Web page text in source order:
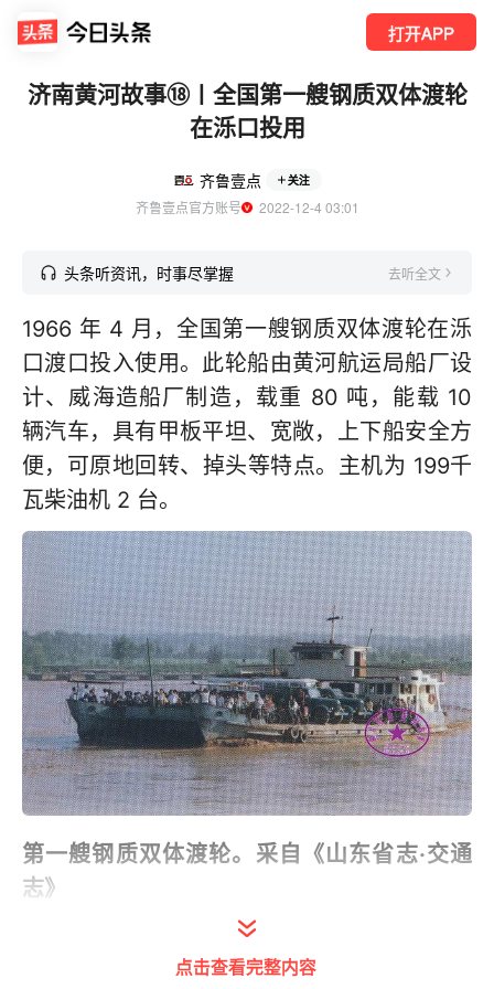
打开APP
济南黄河故事⑱〡全国第一艘钢质双体渡轮
在泺口投用
齐鲁壹点 关注
齐鲁壹点官方账号
  2022-12-4 03:01
头条听资讯，时事尽掌握 去听全文
1966 年 4 月，全国第一艘钢质双体渡轮在泺
口渡口投入使用。此轮船由黄河航运局船厂设
计、威海造船厂制造，载重 80 吨，能载 10
辆汽车，具有甲板平坦、宽敞，上下船安全方
便，可原地回转、掉头等特点。主机为 199千
瓦柴油机 2 台。
第一艘钢质双体渡轮。采自《山东省志·交通
志》
“这种双体轮渡船是两只船自两岸对开。上车时
通过广播进行指挥，客车、货车等机动车先
点击查看完整内容